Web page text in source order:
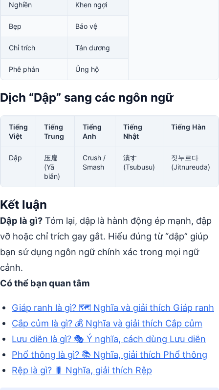
Nghiền Khen ngợi
Bẹp Bảo vệ
Chỉ trích Tán dương
Phê phán Ủng hộ
Dịch “Dập” sang các ngôn ngữ
Tiếng
Việt
Tiếng
Trung
Tiếng
Anh
Tiếng
Nhật
Tiếng Hàn
Dập
压扁
(Yā
biǎn)
Crush /
Smash
潰す
(Tsubusu)
짓누르다
(Jitnureuda)
Kết luận
Dập là gì? Tóm lại, dập là hành động ép mạnh, đập
vỡ hoặc chỉ trích gay gắt. Hiểu đúng từ “dập” giúp
bạn sử dụng ngôn ngữ chính xác trong mọi ngữ
cảnh.
Có thể bạn quan tâm
Giáp ranh là gì? 🗺️ Nghĩa và giải thích Giáp ranh
Cắp củm là gì? 💰 Nghĩa và giải thích Cắp củm
Lưu diễn là gì? 🎭 Ý nghĩa, cách dùng Lưu diễn
Phổ thông là gì? 📚 Nghĩa, giải thích Phổ thông
Rệp là gì? 🐛 Nghĩa, giải thích Rệp